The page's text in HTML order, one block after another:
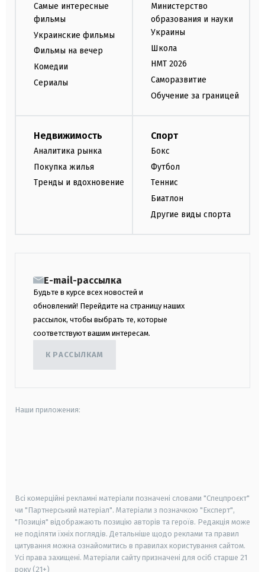
Самые интересные
фильмы
Украинские фильмы
Фильмы на вечер
Комедии
Сериалы
Министерство
образования и науки
Украины
Школа
НМТ 2026
Саморазвитие
Обучение за границей
Недвижимость
Аналитика рынка
Покупка жилья
Тренды и вдохновение
Спорт
Бокс
Футбол
Теннис
Биатлон
Другие виды спорта
E-mail-рассылка
Будьте в курсе всех новостей и
обновлений! Перейдите на страницу наших
рассылок, чтобы выбрать те, которые
соответствуют вашим интересам.
К РАССЫЛКАМ
Наши приложения:
Всі комерційні рекламні матеріали позначені словами "Спецпроєкт"
чи "Партнерський матеріал". Матеріали з позначкою "Експерт",
"Позиція" відображають позицію авторів та героїв. Редакція може
не поділяти їхніх поглядів. Детальніше щодо реклами та правил
цитування можна ознайомитись в правилах користування сайтом.
Усі права захищені. Матеріали сайту призначені для осіб старше 21
року (21+)